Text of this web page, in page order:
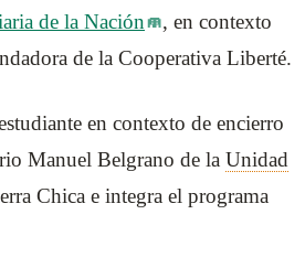
de la Nación
, en contexto
de la Cooperativa Liberté.
en contexto de encierro
Manuel Belgrano de la Unidad
Chica e integra el programa